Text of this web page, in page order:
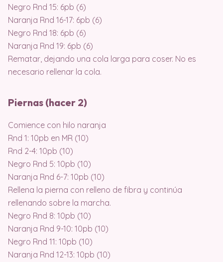
Negro Rnd 15: 6pb (6)
Naranja Rnd 16-17: 6pb (6)
Negro Rnd 18: 6pb (6)
Naranja Rnd 19: 6pb (6)
Rematar, dejando una cola larga para coser. No es
necesario rellenar la cola.
Piernas (hacer 2)
Comience con hilo naranja
Rnd 1: 10pb en MR (10)
Rnd 2-4: 10pb (10)
Negro Rnd 5: 10pb (10)
Naranja Rnd 6-7: 10pb (10)
Rellena la pierna con relleno de fibra y continúa
rellenando sobre la marcha.
Negro Rnd 8: 10pb (10)
Naranja Rnd 9-10: 10pb (10)
Negro Rnd 11: 10pb (10)
Naranja Rnd 12-13: 10pb (10)